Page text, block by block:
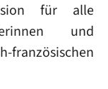
für alle
und
französischen